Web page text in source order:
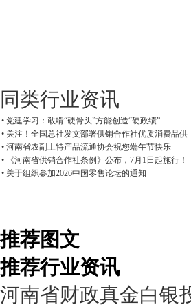
同类行业资讯
• 党建学习：敢啃“硬骨头”方能创造“硬政绩”
• 关注！全国总社发文部署供销合作社优质消费品供
• 河南省农副土特产品流通协会祝您端午节快乐
• 《河南省供销合作社条例》公布，7月1日起施行！
• 关于组织参加2026中国零售论坛的通知
推荐图文
推荐行业资讯
河南省财政真金白银